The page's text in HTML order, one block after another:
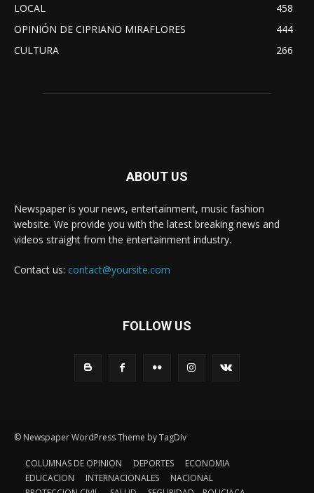
LOCAL
458
OPINIÓN DE CIPRIANO MIRAFLORES
444
CULTURA
266
ABOUT US
Newspaper is your news, entertainment, music fashion
website. We provide you with the latest breaking news and
videos straight from the entertainment industry.
Contact us: contact@yoursite.com
FOLLOW US
© Newspaper WordPress Theme by TagDiv
COLUMNAS DE OPINION DEPORTES
ECONOMIA
EDUCACION
INTERNACIONALES
NACIONAL